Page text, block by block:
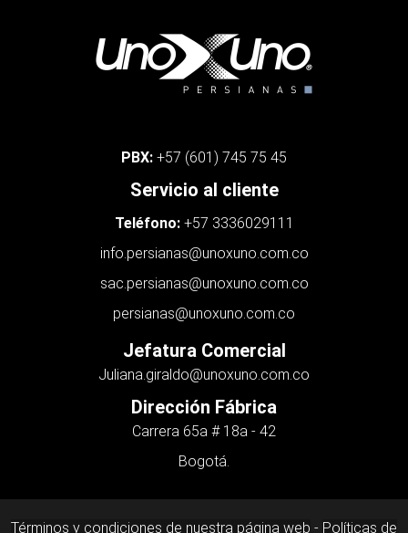
PBX: +57 (601) 745 75 45
Servicio al cliente
Teléfono: +57 3336029111
info.persianas@unoxuno.com.co
sac.persianas@unoxuno.com.co
persianas@unoxuno.com.co
Jefatura Comercial
Juliana.giraldo@unoxuno.com.co
Dirección Fábrica
Carrera 65a # 18a - 42
Bogotá.
Términos y condiciones de nuestra página web - Políticas de